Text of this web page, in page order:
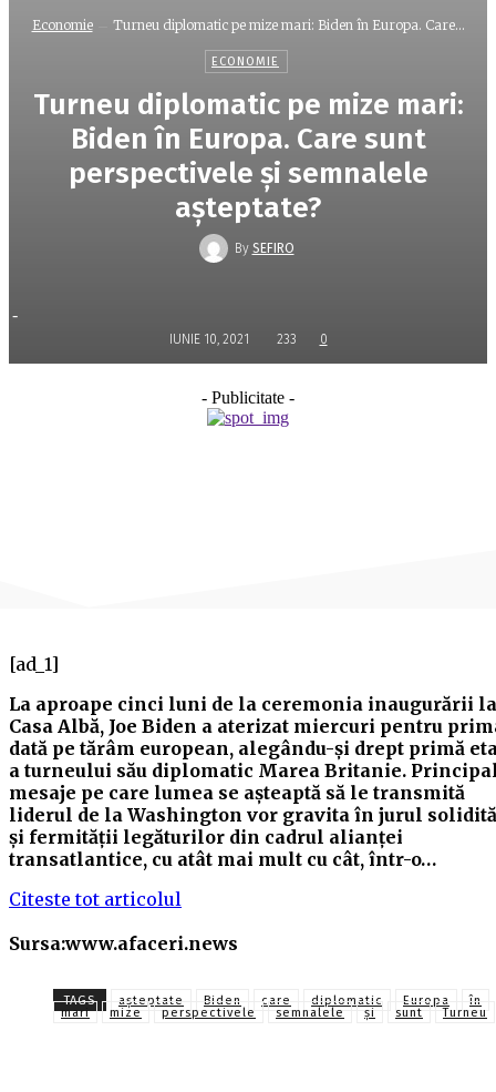
Economie Turneu diplomatic pe mize mari: Biden în Europa. Care...
ECONOMIE
Turneu diplomatic pe mize mari:
Biden în Europa. Care sunt
perspectivele și semnalele
așteptate?
By SEFIRO
-
IUNIE 10, 2021 233 0
- Publicitate -
[ad_1]
La aproape cinci luni de la ceremonia inaugurării la
Casa Albă, Joe Biden a aterizat miercuri pentru
dată pe tărâm european, alegându-și drept primă
a turneului său diplomatic Marea Britanie.
mesaje pe care lumea se așteaptă să le transmită
liderul de la Washington vor gravita în jurul
și fermității legăturilor din cadrul alianței
transatlantice, cu atât mai mult cu cât, într-o…
Citeste tot articolul
Sursa:www.afaceri.news
TAGS așteptate Biden care diplomatic Europa
în
mari
mize perspectivele semnalele și sunt Turneu